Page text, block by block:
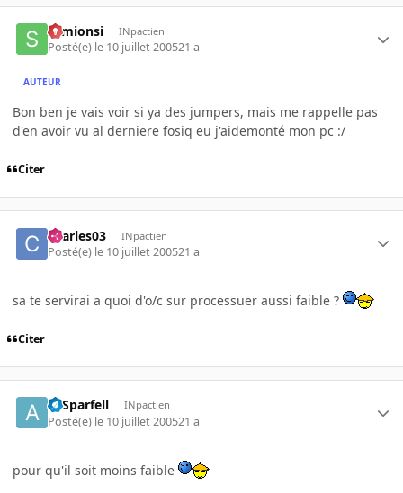
semionsi INpactien
Posté(e) le 10 juillet 200521 a
AUTEUR
Bon ben je vais voir si ya des jumpers, mais me rappelle pas
d'en avoir vu al derniere fosiq eu j'aidemonté mon pc :/
Citer
charles03 INpactien
Posté(e) le 10 juillet 200521 a
sa te servirai a quoi d'o/c sur processuer aussi faible ?
Citer
ArSparfell INpactien
Posté(e) le 10 juillet 200521 a
pour qu'il soit moins faible